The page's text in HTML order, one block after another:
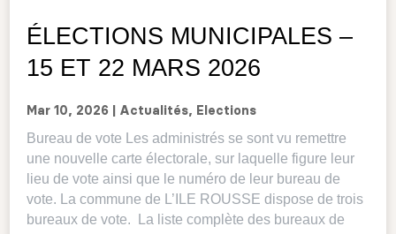
ÉLECTIONS MUNICIPALES –
15 ET 22 MARS 2026
Mar 10, 2026 Actualités, Elections
Bureau de vote Les administrés se sont vu remettre
une nouvelle carte électorale, sur laquelle figure leur
lieu de vote ainsi que le numéro de leur bureau de
vote. La commune de L’ILE ROUSSE dispose de trois
bureaux de vote. La liste complète des bureaux de